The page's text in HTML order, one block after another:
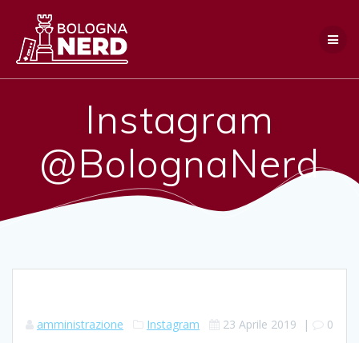
Instagram
@BolognaNerd
amministrazione Instagram 23 Aprile 2019 | 0